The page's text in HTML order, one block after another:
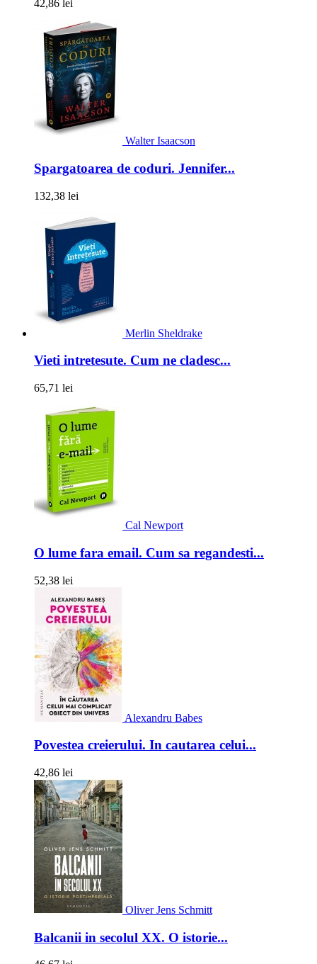
42,86 lei
Walter Isaacson
Spargatoarea de coduri. Jennifer...
132,38 lei
Merlin Sheldrake
Vieti intretesute. Cum ne cladesc...
65,71 lei
Cal Newport
O lume fara email. Cum sa regandesti...
52,38 lei
Alexandru Babes
Povestea creierului. In cautarea celui...
42,86 lei
Oliver Jens Schmitt
Balcanii in secolul XX. O istorie...